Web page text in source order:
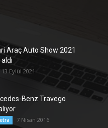
Araç Auto Show 2021
13 Eylül 2021
Benz Travego
7 Nisan 2016